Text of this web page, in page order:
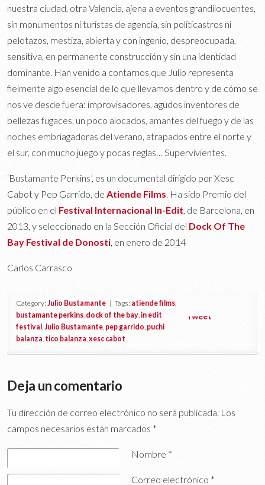
nuestra ciudad, otra Valencia, ajena a eventos grandilocuentes,
sin monumentos ni turistas de agencia, sin politicastros ni
pelotazos, mestiza, abierta y con ingenio, despreocupada,
sensitiva, en permanente construcción y sin una identidad
dominante. Han venido a contarnos que Julio representa
fielmente algo esencial de lo que llevamos dentro y de cómo se
nos ve desde fuera: improvisadores, agudos inventores de
bellezas fugaces, un poco alocados, amantes del fuego y de las
noches embriagadoras del verano, atrapados entre el norte y
el sur, con mucho juego y pocas reglas… Supervivientes.
‘Bustamante Perkins’, es un documental dirigido por Xesc
Cabot y Pep Garrido, de Atiende Films. Ha sido Premio del
público en el Festival Internacional In-Edit, de Barcelona, en
2013, y seleccionado en la Sección Oficial del Dock Of The
Bay Festival de Donosti, en enero de 2014
Carlos Carrasco
Category:Julio Bustamante | Tags: atiende films,
bustamante perkins, dock of the bay,in edit
festival,Julio Bustamante, pep garrido, puchi
balanza, tico balanza,xesc cabot
Tweet
Deja un comentario
Tu dirección de correo electrónico no será publicada. Los
campos necesarios están marcados *
Nombre *
Correo electrónico *